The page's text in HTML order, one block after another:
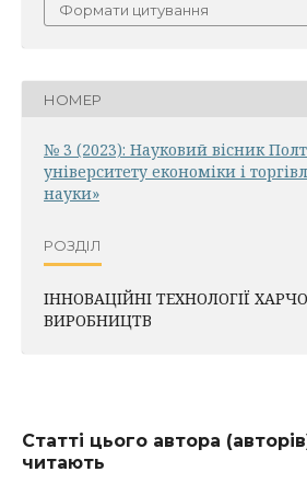
Формати цитування
НОМЕР
№ 3 (2023): Науковий вісник
університету економіки і
науки»
РОЗДІЛ
ІННОВАЦІЙНІ ТЕХНОЛОГІЇ
ВИРОБНИЦТВ
Статті цього автора
читають